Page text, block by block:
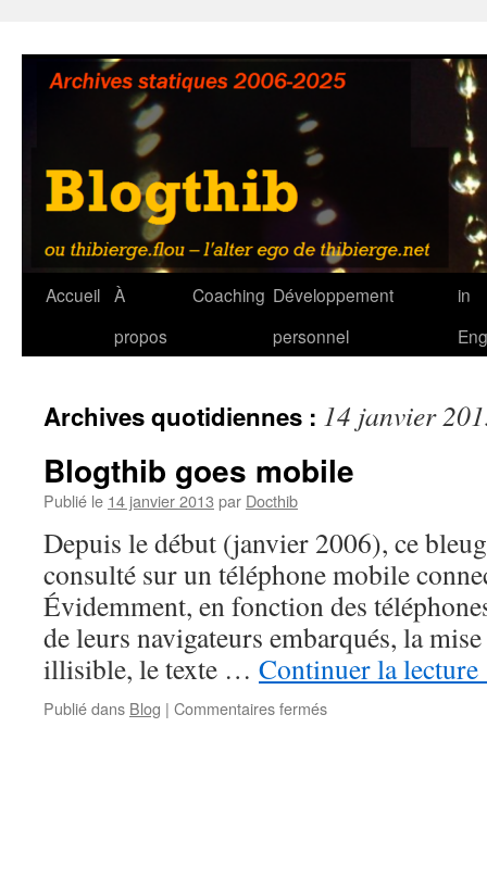
contenu
Accueil À
propos
Coaching Développement
personnel
in
Archives quotidiennes : 14 janvier
Blogthib goes mobile
Publié le 14 janvier 2013 par Docthib
Depuis le début (janvier 2006), ce
consulté sur un téléphone mobile
Évidemment, en fonction des
de leurs navigateurs embarqués, la
illisible, le texte … Continuer la lecture
Publié dans Blog | Commentaires ferméssur